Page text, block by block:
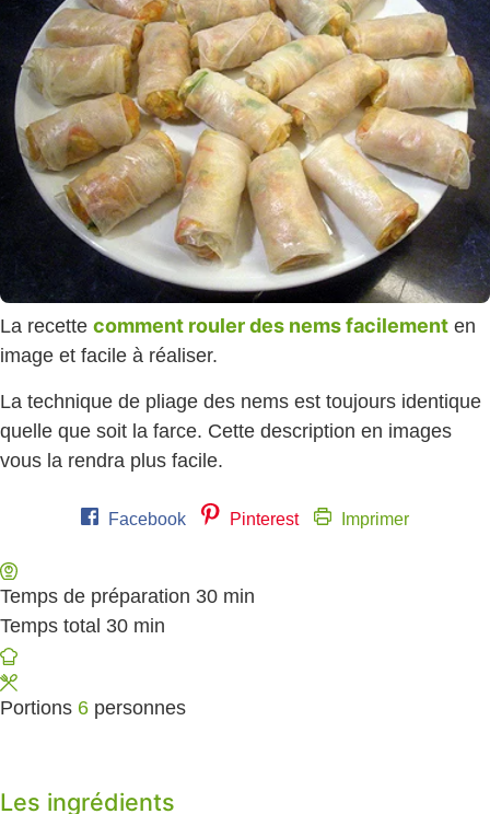
La recette comment rouler des nems facilement en
image et facile à réaliser.
La technique de pliage des nems est toujours identique
quelle que soit la farce. Cette description en images
vous la rendra plus facile.
Facebook Pinterest Imprimer
Temps de préparation 30 minutes
min
Temps total 30 minutes
min
Portions 6 personnes
Les ingrédients